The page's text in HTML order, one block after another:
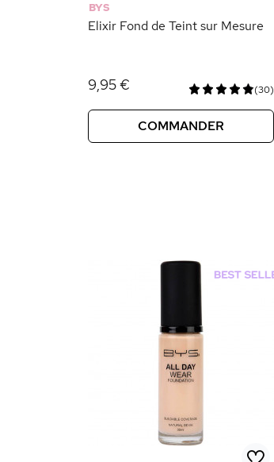
BYS
Elixir Fond de Teint sur Mesure
9,95 € (30)
COMMANDER